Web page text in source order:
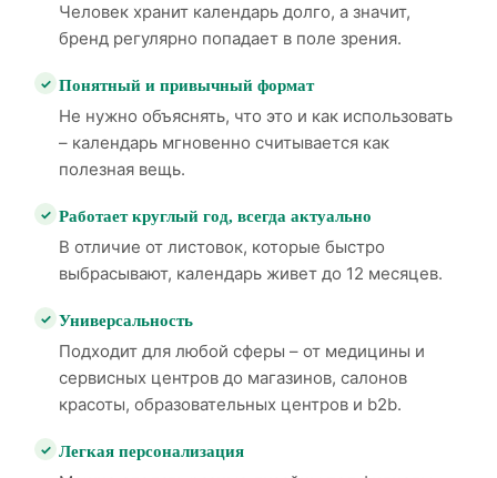
Человек хранит календарь долго, а значит,
бренд регулярно попадает в поле зрения.
Понятный и привычный формат
Не нужно объяснять, что это и как использовать
– календарь мгновенно считывается как
полезная вещь.
Работает круглый год, всегда актуально
В отличие от листовок, которые быстро
выбрасывают, календарь живет до 12 месяцев.
Универсальность
Подходит для любой сферы – от медицины и
сервисных центров до магазинов, салонов
красоты, образовательных центров и b2b.
Легкая персонализация